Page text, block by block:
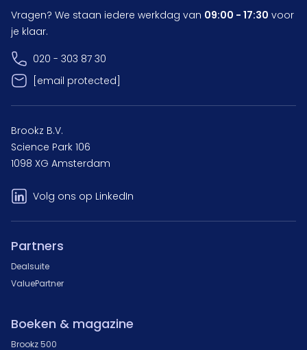
Vragen? We staan iedere werkdag van 09:00 - 17:30 voor
je klaar.
020 - 303 87 30
[email protected]
Brookz B.V.
Science Park 106
1098 XG Amsterdam
Volg ons op LinkedIn
Partners
Dealsuite
ValuePartner
Boeken & magazine
Brookz 500